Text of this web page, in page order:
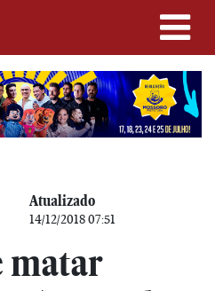
Atualizado
14/12/2018 07:51
matar